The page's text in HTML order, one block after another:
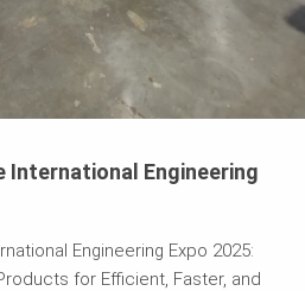
International Engineering
Engineering Expo 2025:
for Efficient, Faster, and